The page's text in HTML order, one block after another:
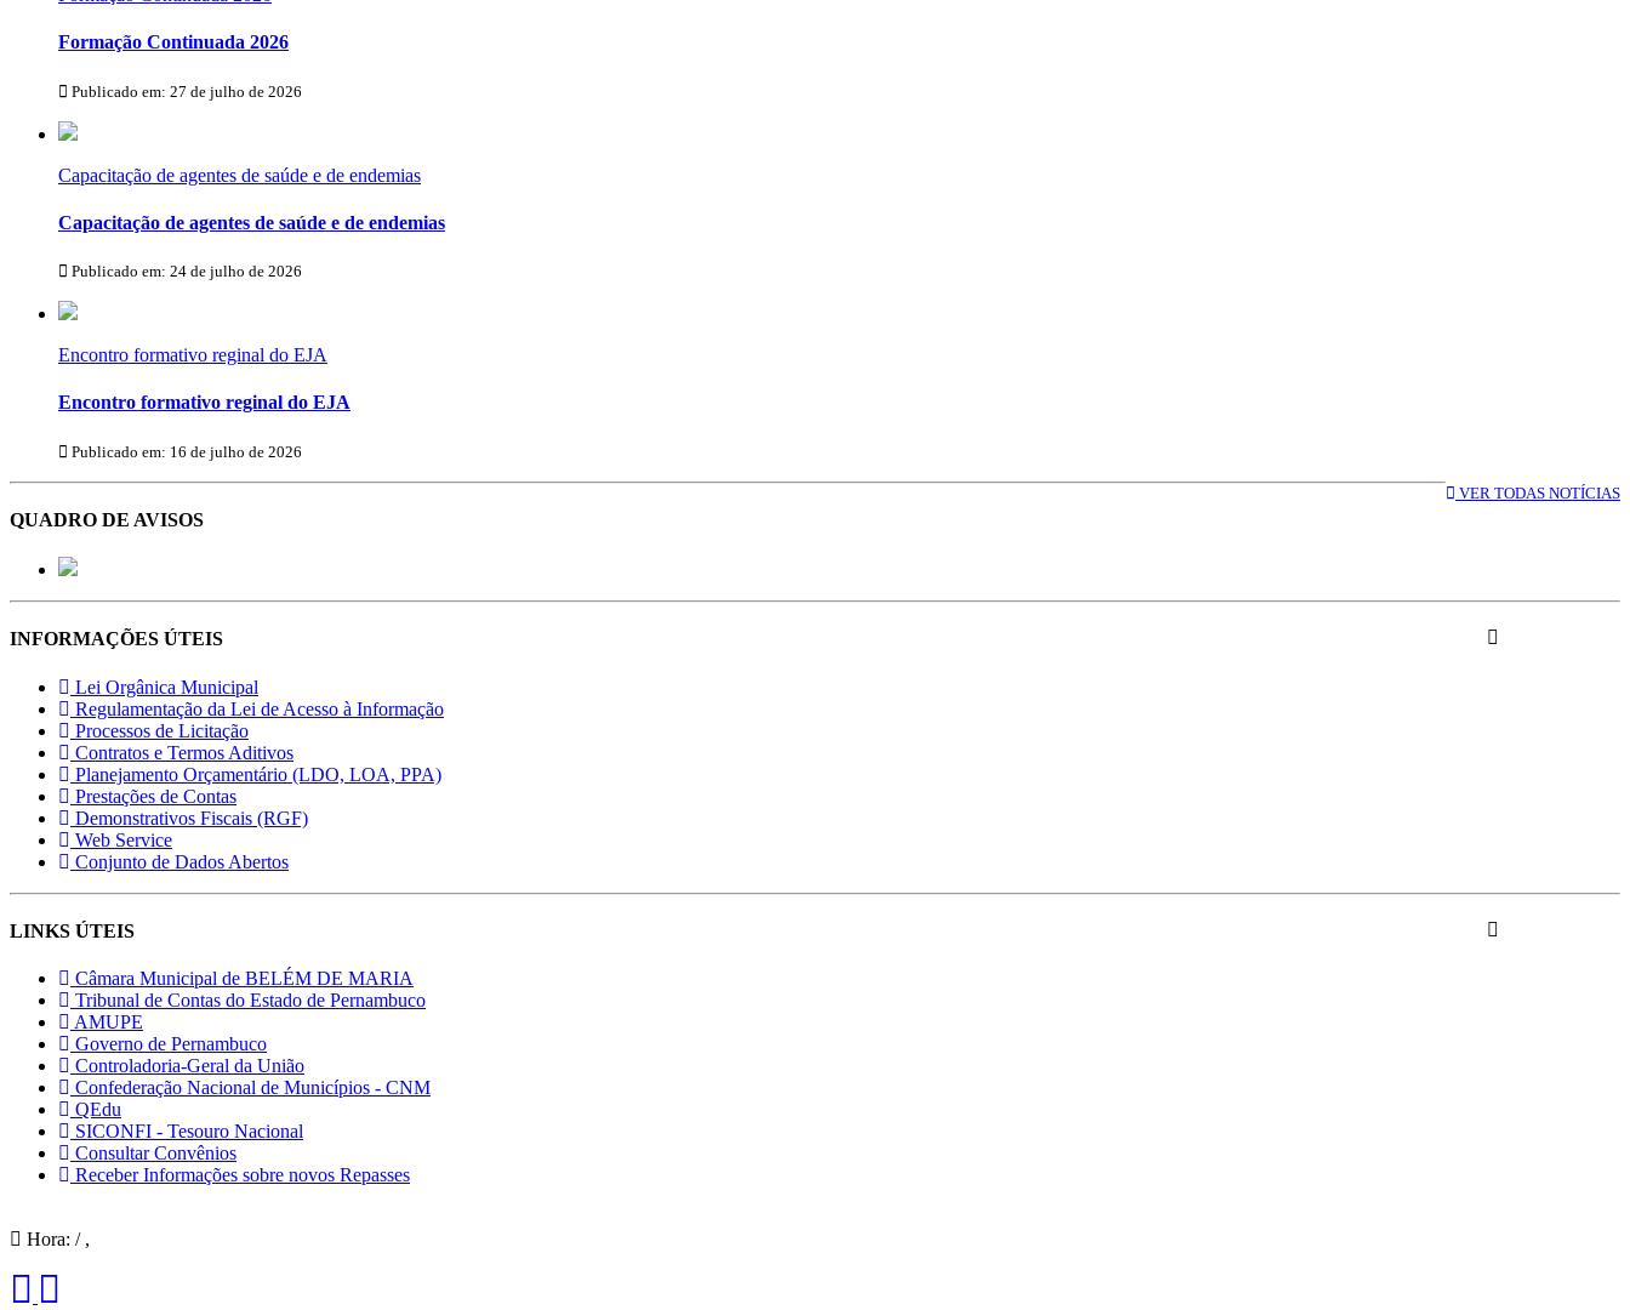
Formação Continuada 2026
Publicado em: 27 de julho de 2026
Capacitação de agentes de saúde e de endemias
Capacitação de agentes de saúde e de endemias
Publicado em: 24 de julho de 2026
Encontro formativo reginal do EJA
Encontro formativo reginal do EJA
Publicado em: 16 de julho de 2026
VER TODAS NOTÍCIAS
QUADRO DE AVISOS
INFORMAÇÕES ÚTEIS
Lei Orgânica Municipal
Regulamentação da Lei de Acesso à Informação
Processos de Licitação
Contratos e Termos Aditivos
Planejamento Orçamentário (LDO, LOA, PPA)
Prestações de Contas
Demonstrativos Fiscais (RGF)
Web Service
Conjunto de Dados Abertos
LINKS ÚTEIS
Câmara Municipal de BELÉM DE MARIA
Tribunal de Contas do Estado de Pernambuco
AMUPE
Governo de Pernambuco
Controladoria-Geral da União
Confederação Nacional de Municípios - CNM
QEdu
SICONFI - Tesouro Nacional
Consultar Convênios
Receber Informações sobre novos Repasses
Hora: / ,